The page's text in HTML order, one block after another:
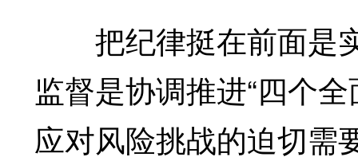
把纪律挺在前面是
监督是协调推进“四个
应对风险挑战的迫切需